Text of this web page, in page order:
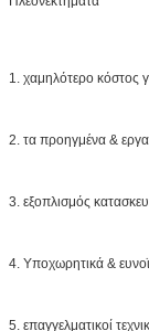
1. χαμηλότερο κόστος
2. τα προηγμένα &
3. εξοπλισμός
4. Υποχωρητικά &
5. επαγγελματικοί